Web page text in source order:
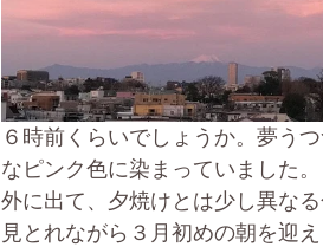
６時前くらいでしょうか。夢う
なピンク色に染まっていました。
外に出て、夕焼けとは少し異な
見とれながら３月初めの朝を迎え